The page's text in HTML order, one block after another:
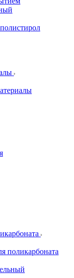
поликарбоната